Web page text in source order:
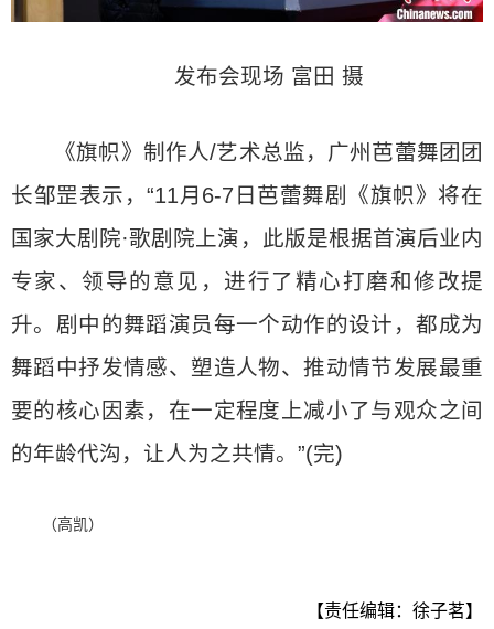
发布会现场 富田 摄
《旗帜》制作人/艺术总监，广州芭蕾舞团团
长邹罡表示，“11月6-7日芭蕾舞剧《旗帜》将在
国家大剧院·歌剧院上演，此版是根据首演后业内
专家、领导的意见，进行了精心打磨和修改提
升。剧中的舞蹈演员每一个动作的设计，都成为
舞蹈中抒发情感、塑造人物、推动情节发展最重
要的核心因素，在一定程度上减小了与观众之间
的年龄代沟，让人为之共情。”(完)
（高凯）
【责任编辑：徐子茗】